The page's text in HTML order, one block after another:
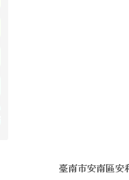
臺南市安南區